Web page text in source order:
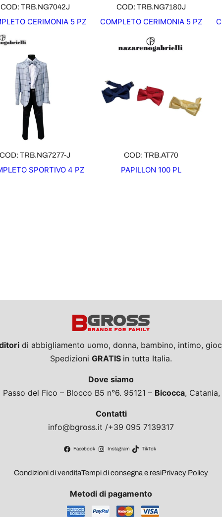
COD: TRB.NG7042J
CERIMONIA 5 PZ
COD: TRB.NG7180J
COMPLETO CERIMONIA 5 PZ
COD: TRB.NG7277-J
SPORTIVO 4 PZ
COD: TRB.AT70
PAPILLON 100 PL
di abbigliamento uomo, donna, bambino, intimo,
Spedizioni GRATIS in tutta Italia.
Dove siamo
Passo del Fico – Blocco B5 n°6. 95121 – Bicocca,
Contatti
info@bgross.it /+39 095 7139317
Facebook Instagram TikTok
Condizioni di venditaTempi di consegna e resiPrivacy Policy
Metodi di pagamento